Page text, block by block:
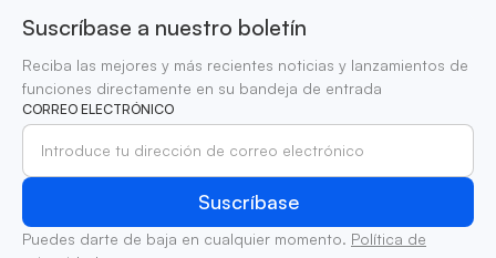
Suscríbase a nuestro boletín
Reciba las mejores y más recientes noticias y lanzamientos de
funciones directamente en su bandeja de entrada
CORREO ELECTRÓNICO
Puedes darte de baja en cualquier momento. Política de